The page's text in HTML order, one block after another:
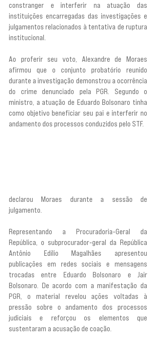
constranger e interferir na atuação das
instituições encarregadas das investigações e
julgamentos relacionados à tentativa de ruptura
institucional.
Ao proferir seu voto, Alexandre de Moraes
afirmou que o conjunto probatório reunido
durante a investigação demonstrou a ocorrência
do crime denunciado pela PGR. Segundo o
ministro, a atuação de Eduardo Bolsonaro tinha
como objetivo beneficiar seu pai e interferir no
andamento dos processos conduzidos pelo STF.
declarou Moraes durante a sessão de
julgamento.
Representando a Procuradoria-Geral da
República, o subprocurador-geral da República
Antônio Edílio Magalhães apresentou
publicações em redes sociais e mensagens
trocadas entre Eduardo Bolsonaro e Jair
Bolsonaro. De acordo com a manifestação da
PGR, o material revelou ações voltadas à
pressão sobre o andamento dos processos
judiciais e reforçou os elementos que
sustentaram a acusação de coação.